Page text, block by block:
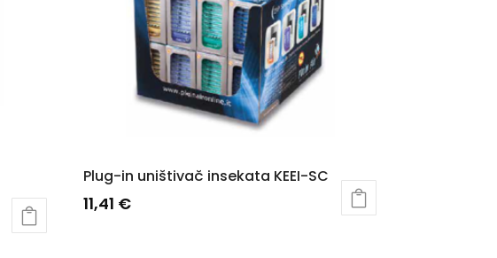
Plug-in uništivač insekata KEEI-SC
11,41 €